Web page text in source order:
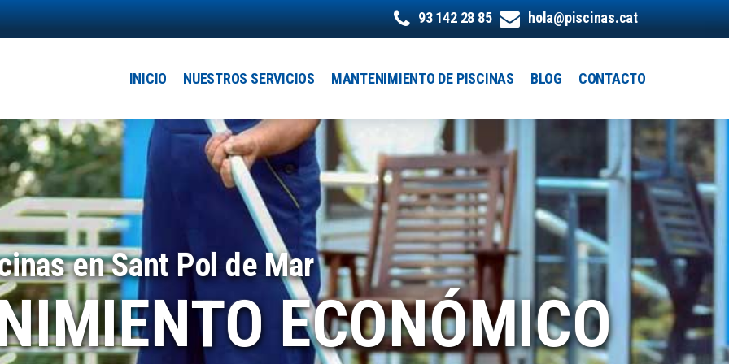
93 142 28 85 hola@piscinas.cat
INICIO NUESTROS SERVICIOS MANTENIMIENTO DE PISCINAS BLOG CONTACTO
en Sant Pol de Mar
ECONÓMICO